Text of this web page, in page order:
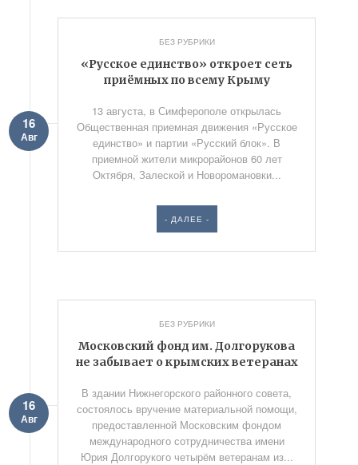
БЕЗ РУБРИКИ
«Русское единство» откроет сеть
приёмных по всему Крыму
16
Авг
13 августа, в Симферополе открылась
Общественная приемная движения «Русское
единство» и партии «Русский блок». В
приемной жители микрорайонов 60 лет
Октября, Залеской и Новоромановки...
- ДАЛЕЕ -
БЕЗ РУБРИКИ
Московский фонд им. Долгорукова
не забывает о крымских ветеранах
16
Авг
В здании Нижнегорского районного совета,
состоялось вручение материальной помощи,
предоставленной Московским фондом
международного сотрудничества имени
Юрия Долгорукого четырём ветеранам из...